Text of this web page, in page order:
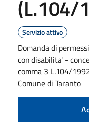
(L.104/
Servizio attivo
Domanda di
con disabilita' -
comma 3 L.104/
Comune di Taranto